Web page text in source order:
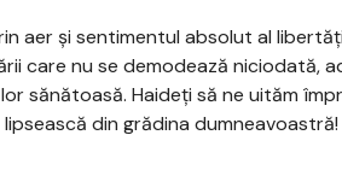
aer și sentimentul absolut al
care nu se demodează niciodată,
sănătoasă. Haideți să ne uităm
din grădina dumneavoastră!